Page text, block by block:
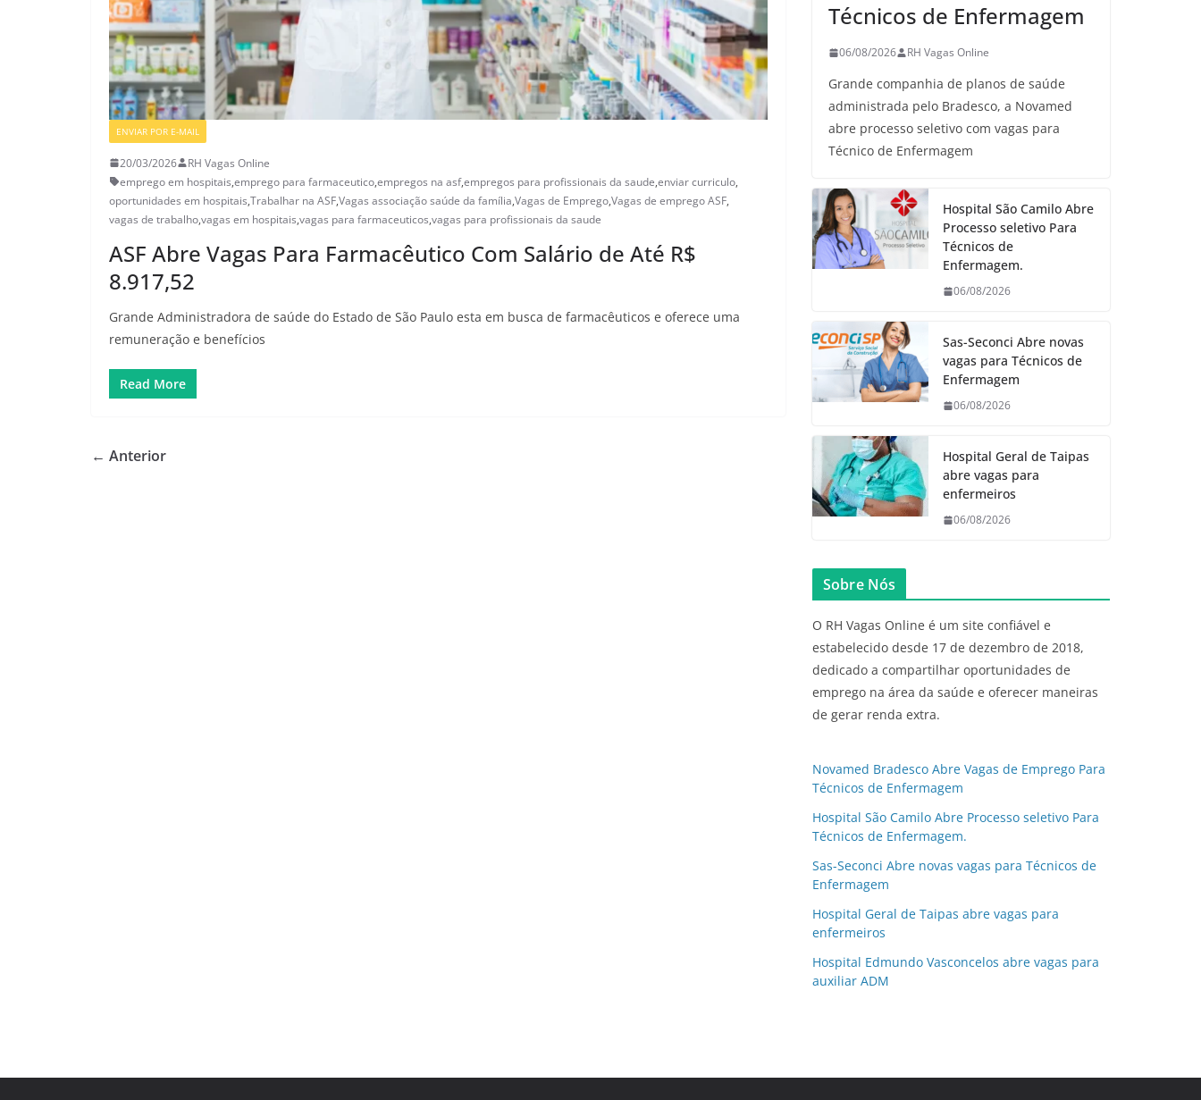
ENVIAR POR E-MAIL
20/03/2026
RH Vagas Online
emprego em hospitais,emprego para farmaceutico,empregos na asf,empregos para profissionais da saude,enviar curriculo,
oportunidades em hospitais,Trabalhar na ASF,Vagas associação saúde da família,Vagas de Emprego,Vagas de emprego ASF,
vagas de trabalho,vagas em hospitais,vagas para farmaceuticos,vagas para profissionais da saude
ASF Abre Vagas Para Farmacêutico Com Salário de Até R$
8.917,52
Grande Administradora de saúde do Estado de São Paulo esta em busca de farmacêuticos e oferece uma
remuneração e benefícios
Read More
← Anterior
Técnicos de Enfermagem
06/08/2026 RH Vagas Online
Grande companhia de planos de saúde
administrada pelo Bradesco, a Novamed
abre processo seletivo com vagas para
Técnico de Enfermagem
Hospital São Camilo Abre
Processo seletivo Para
Técnicos de
Enfermagem.
06/08/2026
Sas-Seconci Abre novas
vagas para Técnicos de
Enfermagem
06/08/2026
Hospital Geral de Taipas
abre vagas para
enfermeiros
06/08/2026
Sobre Nós
O RH Vagas Online é um site confiável e
estabelecido desde 17 de dezembro de 2018,
dedicado a compartilhar oportunidades de
emprego na área da saúde e oferecer maneiras
de gerar renda extra.
Novamed Bradesco Abre Vagas de Emprego Para
Técnicos de Enfermagem
Hospital São Camilo Abre Processo seletivo Para
Técnicos de Enfermagem.
Sas-Seconci Abre novas vagas para Técnicos de
Enfermagem
Hospital Geral de Taipas abre vagas para
enfermeiros
Hospital Edmundo Vasconcelos abre vagas para
auxiliar ADM